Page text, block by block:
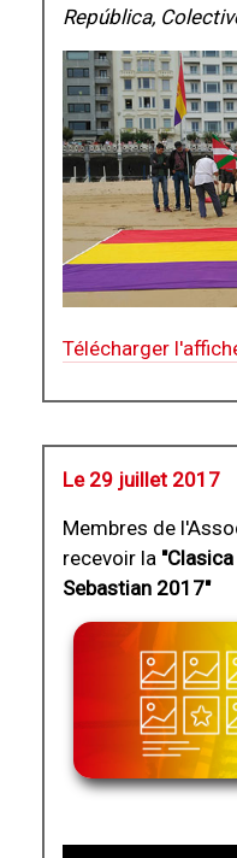
República,
Télécharger
Le 29 juillet 2017
Membres de
recevoir la
Sebastian 2017"